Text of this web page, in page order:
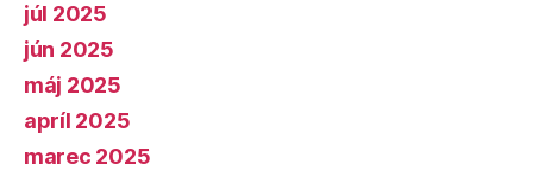
júl 2025
jún 2025
máj 2025
apríl 2025
marec 2025